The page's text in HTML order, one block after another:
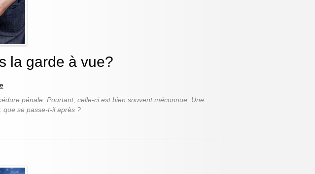
la garde à vue?
pénale. Pourtant, celle-ci est bien souvent méconnue. Une
que se passe-t-il après ?